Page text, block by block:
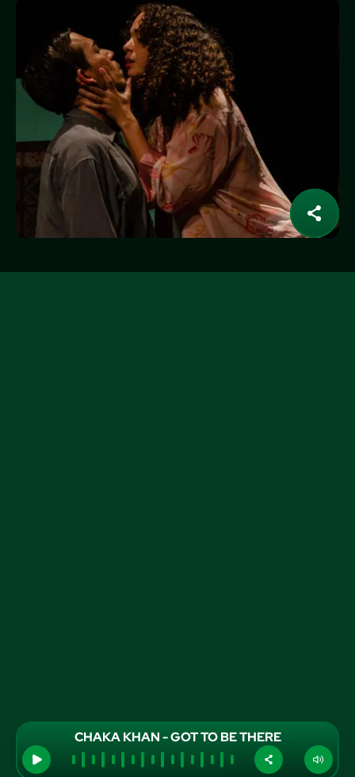
CHAKA KHAN - GOT TO BE THERE